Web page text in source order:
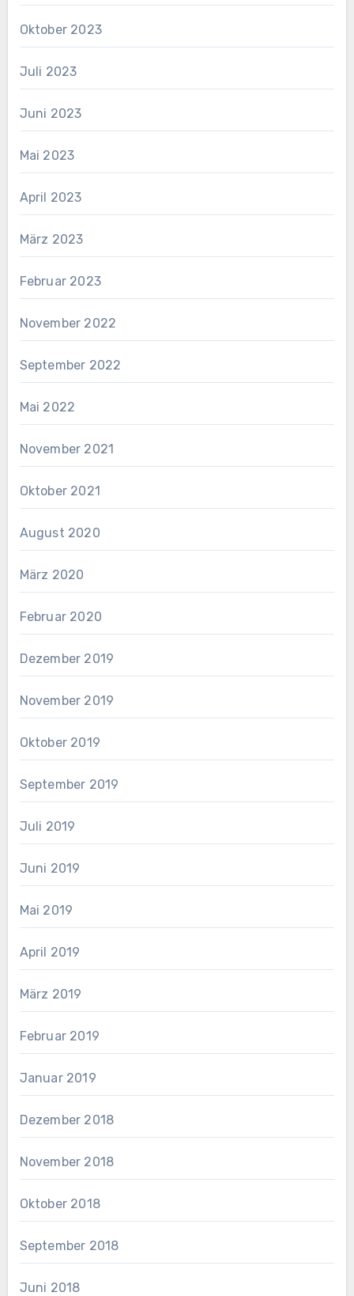
Oktober 2023
Juli 2023
Juni 2023
Mai 2023
April 2023
März 2023
Februar 2023
November 2022
September 2022
Mai 2022
November 2021
Oktober 2021
August 2020
März 2020
Februar 2020
Dezember 2019
November 2019
Oktober 2019
September 2019
Juli 2019
Juni 2019
Mai 2019
April 2019
März 2019
Februar 2019
Januar 2019
Dezember 2018
November 2018
Oktober 2018
September 2018
Juni 2018